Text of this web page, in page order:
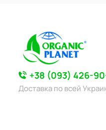
+38 (093) 426-
Доставка по всей